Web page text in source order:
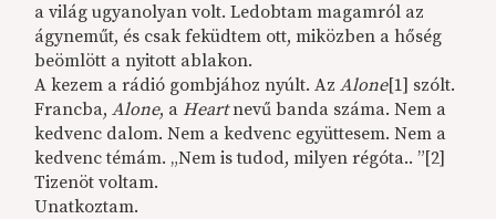
a világ ugyanolyan volt. Ledobtam magamról az
ágyneműt, és csak feküdtem ott, miközben a hőség
beömlött a nyitott ablakon.
A kezem a rádió gombjához nyúlt. AzAlone[1] szólt.
Francba,Alone, aHeartnevű banda száma. Nem a
kedvenc dalom. Nem a kedvenc együttesem. Nem a
kedvenc témám. „Nem is tudod, milyen régóta.. ”[2]
Tizenöt voltam.
Unatkoztam.